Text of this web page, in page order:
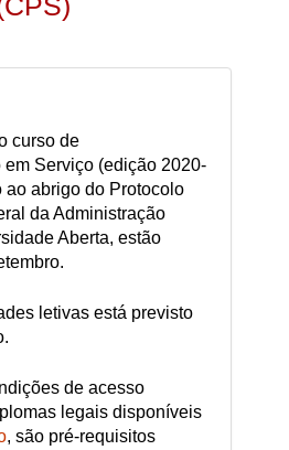
curso de
Serviço (edição 2020-
ao abrigo do Protocolo
da Administração
Aberta, estão
letivas está previsto
de acesso
legais disponíveis
, são pré-requisitos